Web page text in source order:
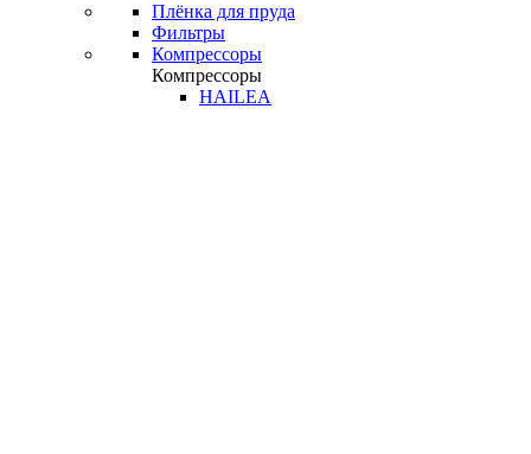
Плёнка для пруда
Фильтры
Компрессоры
Компрессоры
HAILEA